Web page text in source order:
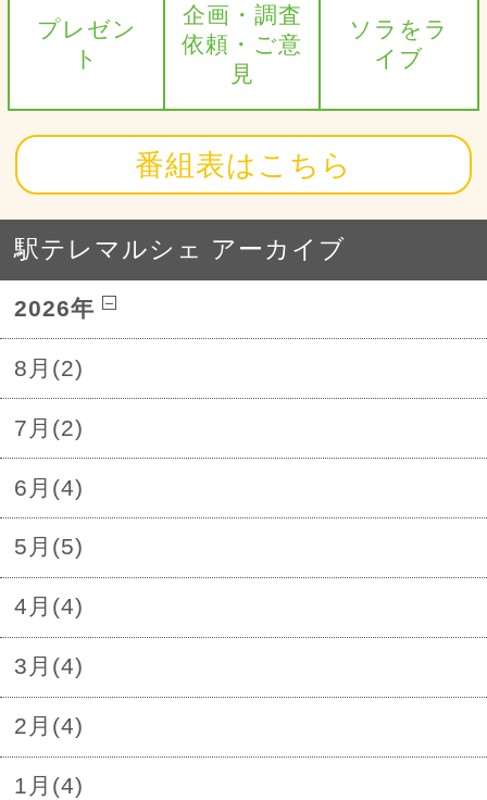
プレゼン
ト
企画・調査
依頼・ご意
見
ソラをラ
イブ
番組表はこちら
駅テレマルシェ アーカイブ
2026年
8月(2)
7月(2)
6月(4)
5月(5)
4月(4)
3月(4)
2月(4)
1月(4)